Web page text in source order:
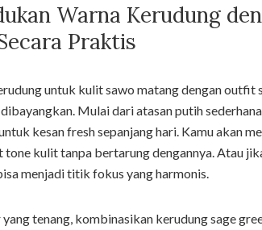
Warna Kerudung
Praktis
untuk kulit sawo matang dengan outfit
Mulai dari atasan putih
kesan fresh sepanjang hari. Kamu akan
tone kulit tanpa bertarung dengannya. Atau
menjadi titik fokus yang harmonis.
tenang, kombinasikan kerudung sage